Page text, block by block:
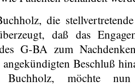
die
daß das
G-BA zum
angekündigten Beschluß
möchte nun